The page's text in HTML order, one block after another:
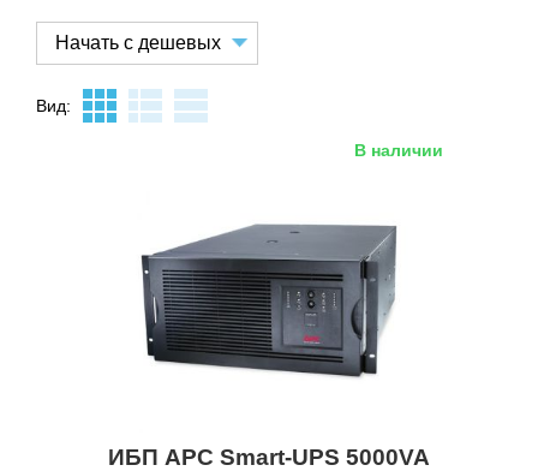
Вид:
В наличии
ИБП APC Smart-UPS 5000VA